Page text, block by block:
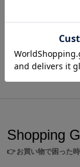
らかじめご了承く
※自動巻きの機械
れたりする場合が
原産国／ 中国
素材／ ケース・リュ
¥11,000
Shopping
👉お買い物で困った